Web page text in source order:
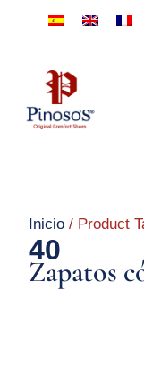
Inicio / Product
40
Zapatos